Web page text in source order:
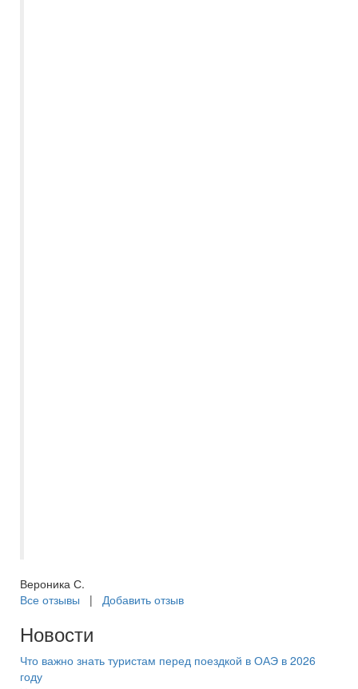
Вероника С.
Все отзывы | Добавить отзыв
Новости
Что важно знать туристам перед поездкой в ОАЭ в 2026
году